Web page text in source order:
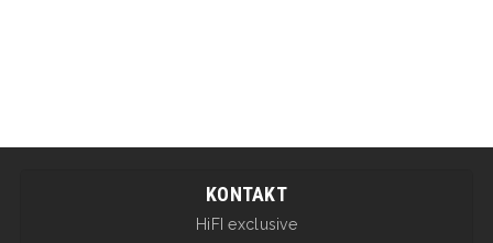
KONTAKT
HiFI exclusive